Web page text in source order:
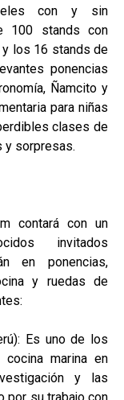
con y sin
100 stands con
y los 16 stands de
ponencias
Ñamcito y
para niñas
clases de
y sorpresas.
contará con un
invitados
en ponencias,
y ruedas de
Es uno de los
marina en
y las
por su trabajo con